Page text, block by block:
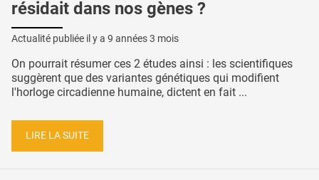
résidait dans nos gènes ?
Actualité publiée il y a 9 années 3 mois
On pourrait résumer ces 2 études ainsi : les scientifiques
suggèrent que des variantes génétiques qui modifient
l'horloge circadienne humaine, dictent en fait ...
LIRE LA SUITE